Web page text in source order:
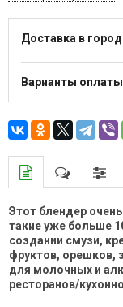
Доставка в
Варианты оплаты
Этот блендер
такие уже больше
создании смузи,
фруктов, орешков,
для молочных и
ресторанов/